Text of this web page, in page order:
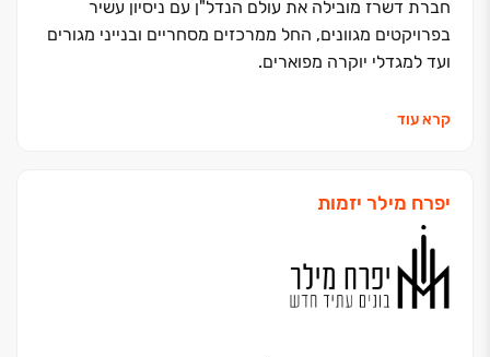
חברת דשרז מובילה את עולם הנדל"ן עם ניסיון עשיר
בפרויקטים מגוונים, החל ממרכזים מסחריים ובנייני מגורים
ועד למגדלי יוקרה מפוארים.
אנו מציבים סטנדרטים חדשים בתחום וגאים במגוון
המומחים שלנו מלווה אתכם בכל שלבי הפרויקט, החל
משלב התכנון ועד למסירת המפתח ומבטיח חווית לקוח
יוצאת דופן.
קרא עוד
יפרח מילר יזמות